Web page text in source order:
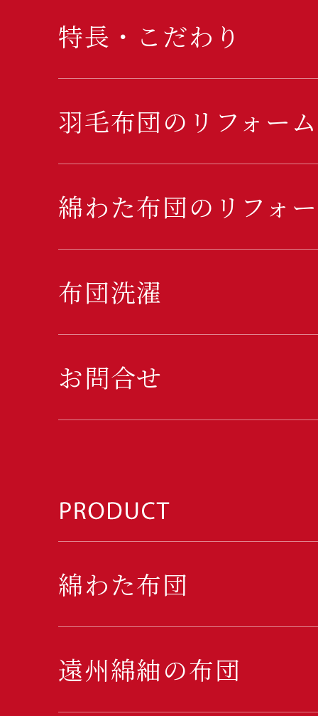
特長・こだわり
羽毛布団のリフォーム
綿わた布団のリフォ
布団洗濯
お問合せ
綿わた布団
遠州綿紬の布団